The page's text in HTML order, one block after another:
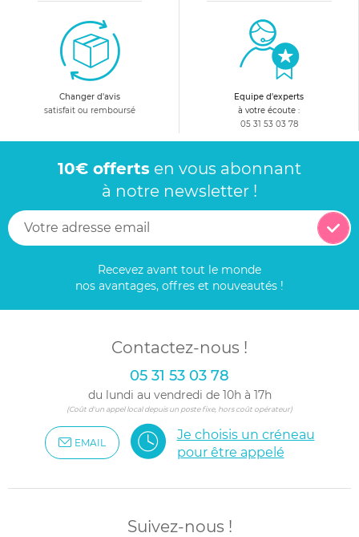
Changer d'avis
satisfait ou remboursé
Equipe d'experts
à votre écoute :
05 31 53 03 78
10€ offerts en vous abonnant
à notre newsletter !
Recevez avant tout le monde
nos avantages, offres et nouveautés !
Contactez-nous !
05 31 53 03 78
du lundi au vendredi de 10h à 17h
(Coût d'un appel local depuis un poste fixe, hors coût opérateur)
EMAIL
Je choisis un créneau
pour être appelé
Suivez-nous !